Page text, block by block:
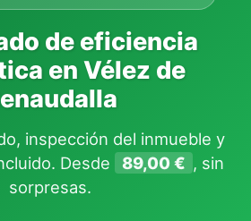
de eficiencia
en Vélez de
inspección del inmueble y
Desde
89,00 € , sin
sorpresas.